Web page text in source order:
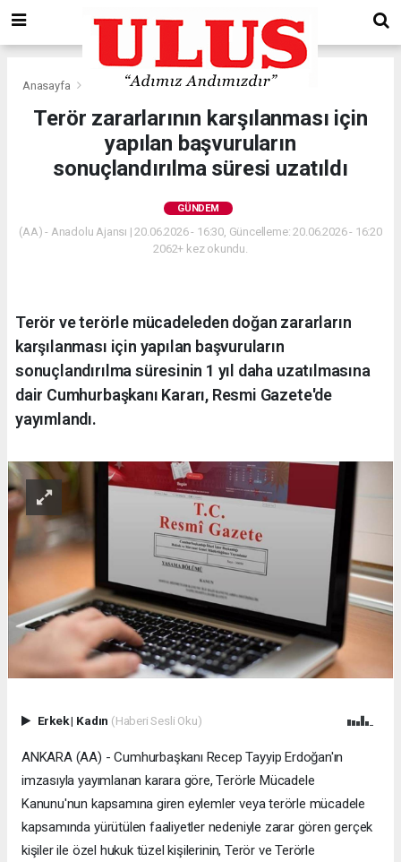
Anasayfa Gündem
Terör zararlarının karşılanması için
yapılan başvuruların
sonuçlandırılma süresi uzatıldı
GÜNDEM
(AA) - Anadolu Ajansı | 20.06.2026 - 16:30, Güncelleme: 20.06.2026 - 16:20
2062+ kez okundu.
Terör ve terörle mücadeleden doğan zararların
karşılanması için yapılan başvuruların
sonuçlandırılma süresinin 1 yıl daha uzatılmasına
dair Cumhurbaşkanı Kararı, Resmi Gazete'de
yayımlandı.
Erkek| Kadın (Haberi Sesli Oku)
ANKARA (AA) - Cumhurbaşkanı Recep Tayyip Erdoğan'ın
imzasıyla yayımlanan karara göre, Terörle Mücadele
Kanunu'nun kapsamına giren eylemler veya terörle mücadele
kapsamında yürütülen faaliyetler nedeniyle zarar gören gerçek
kişiler ile özel hukuk tüzel kişilerinin, Terör ve Terörle